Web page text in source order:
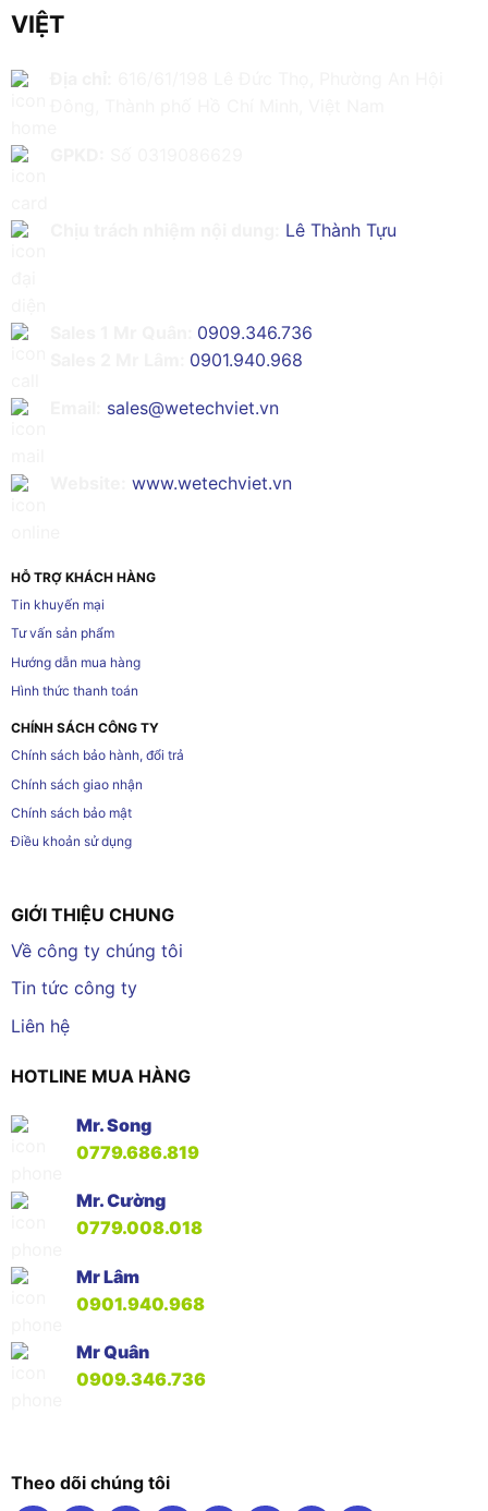
VIỆT
Lê Thành Tựu
0909.346.736
0901.940.968
sales@wetechviet.vn
www.wetechviet.vn
HỖ TRỢ KHÁCH HÀNG
Tin khuyến mại
Tư vấn sản phẩm
Hướng dẫn mua hàng
Hình thức thanh toán
CHÍNH SÁCH CÔNG TY
Chính sách bảo hành, đổi trả
Chính sách giao nhận
Chính sách bảo mật
Điều khoản sử dụng
GIỚI THIỆU CHUNG
Về công ty chúng tôi
Tin tức công ty
Liên hệ
HOTLINE MUA HÀNG
Mr. Song
0779.686.819
Mr. Cường
0779.008.018
Mr Lâm
0901.940.968
Mr Quân
0909.346.736
Theo dõi chúng tôi